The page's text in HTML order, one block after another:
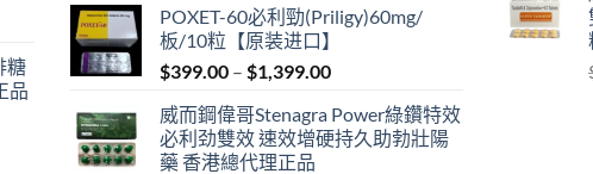
糖
品
was:
$600.00.
is:
$409.00.
POXET-60必利勁(Priligy)60mg/
板/10粒【原装进口】
$399.00 – $1,399.00Price
$399.00
through
威而鋼偉哥Stenagra Power綠鑽特效
必利劲雙效 速效增硬持久助勃壯陽
藥 香港總代理正品